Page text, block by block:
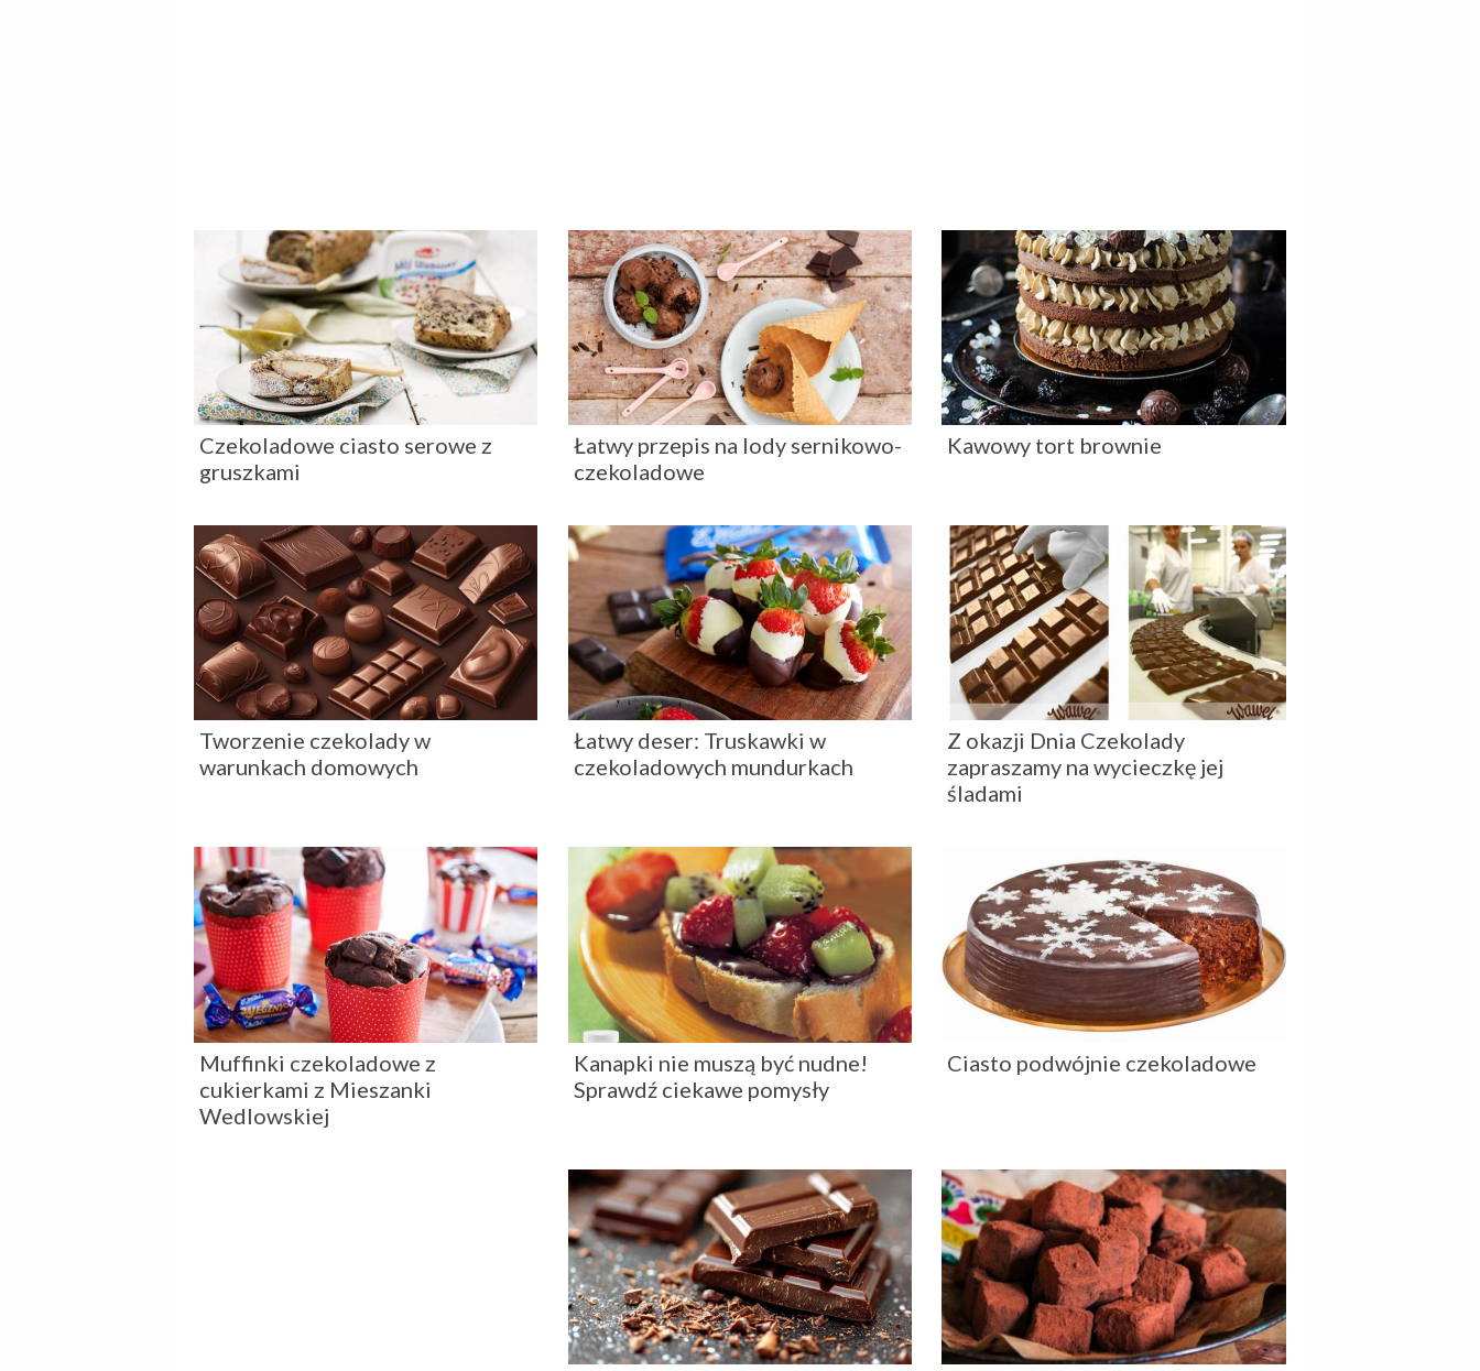
Czekoladowe ciasto serowe z
gruszkami
Łatwy przepis na lody sernikowo-
czekoladowe
Kawowy tort brownie
Tworzenie czekolady w
warunkach domowych
Łatwy deser: Truskawki w
czekoladowych mundurkach
Z okazji Dnia Czekolady
zapraszamy na wycieczkę jej
śladami
Muffinki czekoladowe z
cukierkami z Mieszanki
Wedlowskiej
Kanapki nie muszą być nudne!
Sprawdź ciekawe pomysły
Ciasto podwójnie czekoladowe